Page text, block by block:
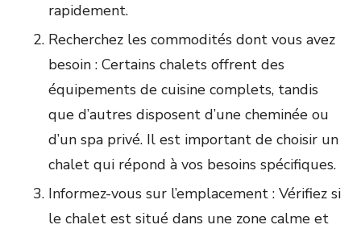
rapidement.
Recherchez les commodités dont vous avez
besoin : Certains chalets offrent des
équipements de cuisine complets, tandis
que d’autres disposent d’une cheminée ou
d’un spa privé. Il est important de choisir un
chalet qui répond à vos besoins spécifiques.
Informez-vous sur l’emplacement : Vérifiez si
le chalet est situé dans une zone calme et